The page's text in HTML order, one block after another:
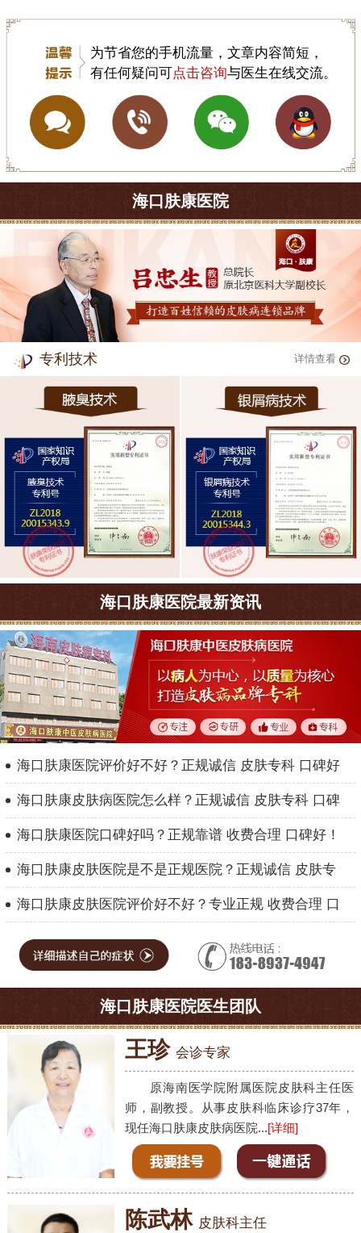
为节省您的手机流量，文章内容简短，
有任何疑问可点击咨询与医生在线交流。
海口肤康医院
专利技术 详情查看
海口肤康医院最新资讯
海口肤康医院评价好不好？正规诚信 皮肤专科 口碑好
海口肤康皮肤病医院怎么样？正规诚信 皮肤专科 口碑
海口肤康医院口碑好吗？正规靠谱 收费合理 口碑好！
海口肤康皮肤医院是不是正规医院？正规诚信 皮肤专
海口肤康皮肤医院评价好不好？专业正规 收费合理 口
海口肤康医院医生团队
王珍 会诊专家
原海南医学院附属医院皮肤科主任医
师，副教授。从事皮肤科临床诊疗37年，
现任海口肤康皮肤病医院...[详细]
陈武林 皮肤科主任